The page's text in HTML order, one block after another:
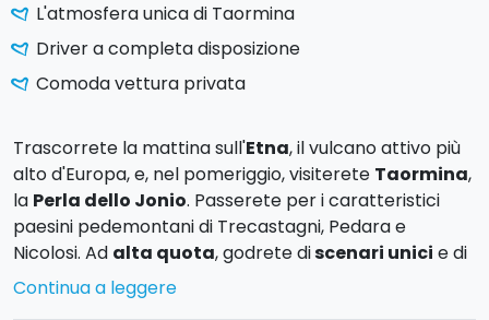
L'atmosfera unica di Taormina
Driver a completa disposizione
Comoda vettura privata
Trascorrete la mattina sull'Etna, il vulcano attivo più
alto d'Europa, e, nel pomeriggio, visiterete Taormina,
la Perla dello Jonio. Passerete per i caratteristici
paesini pedemontani di Trecastagni, Pedara e
Nicolosi. Ad alta quota, godrete discenari unici e di
un'atmosfera molto suggestiva. A Taormina potrete
passeggiare tra le viuzze o visitare il
Continua a leggere